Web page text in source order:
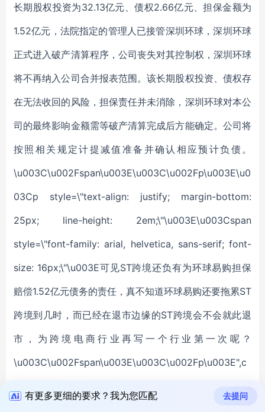
有更多更细的要求？我为您匹配 去提问